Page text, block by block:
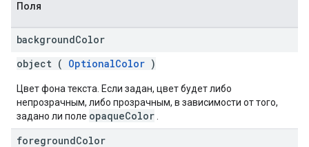
Поля
backgroundColor
object ( OptionalColor )
Цвет фона текста. Если задан, цвет будет либо
непрозрачным, либо прозрачным, в зависимости от того,
задано ли поле opaqueColor
foregroundColor